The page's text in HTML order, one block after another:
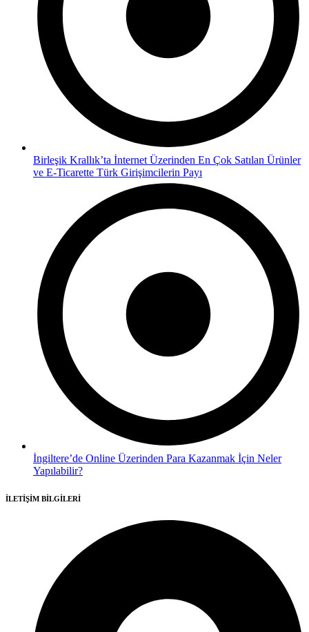
Birleşik Krallık’ta İnternet Üzerinden En Çok Satılan Ürünler
ve E-Ticarette Türk Girişimcilerin Payı
İngiltere’de Online Üzerinden Para Kazanmak İçin Neler
Yapılabilir?
İLETİŞİM BİLGİLERİ